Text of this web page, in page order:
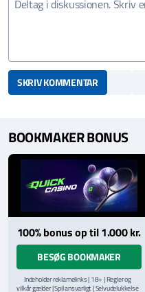
SKRIV KOMMENTAR
BOOKMAKER BONUS
100% bonus op til 1.000 kr.
BESØG BOOKMAKER
Indeholder reklamelinks | 18+ | Regler og
vilkår gælder | Spil ansvarligt | Selvudelukkelse